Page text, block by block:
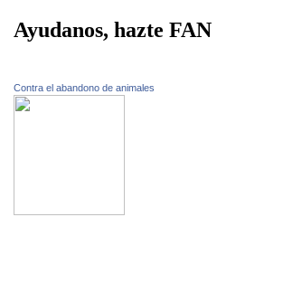
Ayudanos, hazte FAN
Contra el abandono de animales